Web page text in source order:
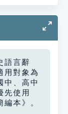
語言辭
用對象為
中、高中
先使用
編本》。